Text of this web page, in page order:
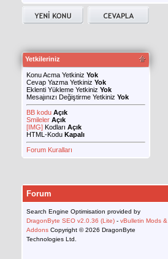
Yetkileriniz
Konu Acma Yetkiniz Yok
Cevap Yazma Yetkiniz Yok
Eklenti Yükleme Yetkiniz Yok
Mesajınızı Değiştirme Yetkiniz Yok
BB kodu Açık
Smileler Açık
[IMG] Kodları Açık
HTML-Kodu Kapalı
Forum Kuralları
Forum
Search Engine Optimisation provided by
DragonByte SEO v2.0.36 (Lite) - vBulletin Mods &
Addons Copyright © 2026 DragonByte
Technologies Ltd.